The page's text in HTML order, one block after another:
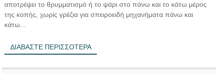
αποτρέψει το θρυμματισμό ή το ψάρι στο πάνω και το κάτω μέρος
της κοπής, χωρίς γρέζια για σπειροειδή μηχανήματα πάνω και
κάτω...
ΔΙΑΒΆΣΤΕ ΠΕΡΙΣΣΌΤΕΡΑ